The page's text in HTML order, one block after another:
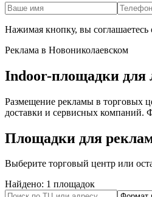
Нажимая кнопку, вы
Реклама в Новониколаевском
Indoor-площадки для
Размещение рекламы в торговых
доставки и сервисных компаний.
Площадки для
Выберите торговый центр или
Найдено: 1 площадок